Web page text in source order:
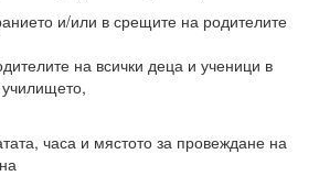
и/или в срещите на родителите
на всички деца и ученици в
училището,
часа и мястото за провеждане на